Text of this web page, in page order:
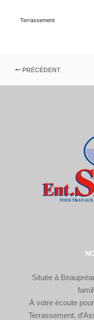
Terrassement
PRÉCÉDENT
Située à
À votre écoute
Terrassement,